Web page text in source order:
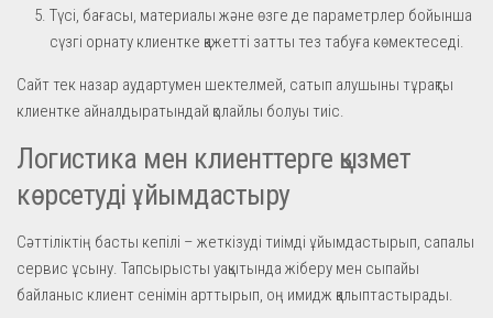
Түсі, бағасы, материалы және өзге де параметрлер бойынша
сүзгі орнату клиентке қажетті затты тез табуға көмектеседі.
Сайт тек назар аудартумен шектелмей, сатып алушыны тұрақты
клиентке айналдыратындай қолайлы болуы тиіс.
Логистика мен клиенттерге қызмет
көрсетуді ұйымдастыру
Сәттіліктің басты кепілі – жеткізуді тиімді ұйымдастырып, сапалы
сервис ұсыну. Тапсырысты уақытында жіберу мен сыпайы
байланыс клиент сенімін арттырып, оң имидж қалыптастырады.